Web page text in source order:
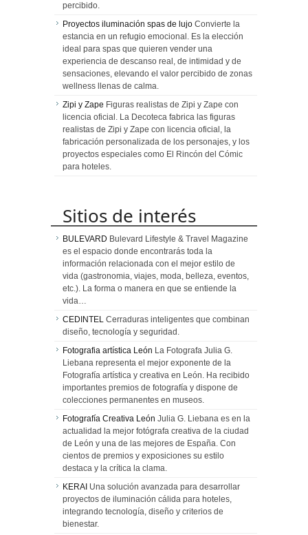
percibido.
Proyectos iluminación spas de lujo Convierte la
estancia en un refugio emocional. Es la elección
ideal para spas que quieren vender una
experiencia de descanso real, de intimidad y de
sensaciones, elevando el valor percibido de zonas
wellness llenas de calma.
Zipi y Zape Figuras realistas de Zipi y Zape con
licencia oficial. La Decoteca fabrica las figuras
realistas de Zipi y Zape con licencia oficial, la
fabricación personalizada de los personajes, y los
proyectos especiales como El Rincón del Cómic
para hoteles.
Sitios de interés
BULEVARD Bulevard Lifestyle & Travel Magazine
es el espacio donde encontrarás toda la
información relacionada con el mejor estilo de
vida (gastronomia, viajes, moda, belleza, eventos,
etc.). La forma o manera en que se entiende la
vida…
CEDINTEL Cerraduras inteligentes que combinan
diseño, tecnología y seguridad.
Fotografia artística León La Fotografa Julia G.
Liebana representa el mejor exponente de la
Fotografía artística y creativa en León. Ha recibido
importantes premios de fotografía y dispone de
colecciones permanentes en museos.
Fotografía Creativa León Julia G. Liebana es en la
actualidad la mejor fotógrafa creativa de la ciudad
de León y una de las mejores de España. Con
cientos de premios y exposiciones su estilo
destaca y la crítica la clama.
KERAI Una solución avanzada para desarrollar
proyectos de iluminación cálida para hoteles,
integrando tecnología, diseño y criterios de
bienestar.